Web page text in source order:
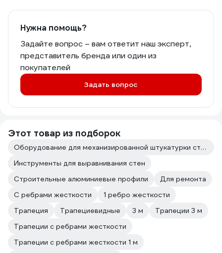
Нужна помощь?
Задайте вопрос – вам ответит наш эксперт,
представитель бренда или один из
покупателей
Задать вопрос
Этот товар из подборок
Оборудование для механизированной штукатурки стен
Инструменты для выравнивания стен
Строительные алюминиевые профили
Для ремонта
С ребрами жесткости
1 ребро жесткости
Трапеция
Трапециевидные 3 м
Трапеции 3 м
Трапеции с ребрами жесткости
Трапеции с ребрами жесткости 1 м